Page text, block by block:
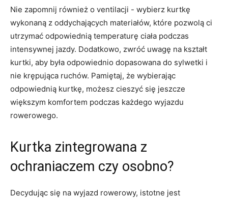
Nie zapomnij również o ventilacji ⁢- wybierz kurtkę
wykonaną z oddychających⁤ materiałów,‌ które pozwolą ci
utrzymać odpowiednią temperaturę ciała podczas
intensywnej jazdy. Dodatkowo, zwróć uwagę na kształt
kurtki, aby była⁣ odpowiednio dopasowana do⁤ sylwetki i
nie krępująca ruchów. Pamiętaj, ‍że wybierając
odpowiednią kurtkę, możesz cieszyć się ​jeszcze‍
większym komfortem podczas każdego wyjazdu
rowerowego.
Kurtka zintegrowana z
ochraniaczem ⁤czy osobno?
Decydując‌ się na wyjazd⁢ rowerowy, istotne ‌jest